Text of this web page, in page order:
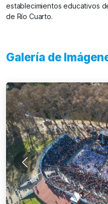
establecimientos educativos
de Río Cuarto.
Galería de
Anterior